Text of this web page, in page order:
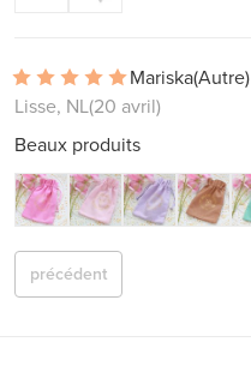
Mariska(Autre)
Lisse, NL(20 avril)
Beaux produits
précédent